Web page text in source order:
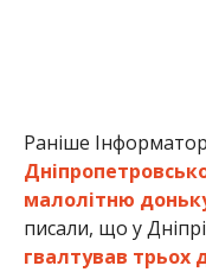
Раніше
малолітню
писали, що у
гвалтував трьох